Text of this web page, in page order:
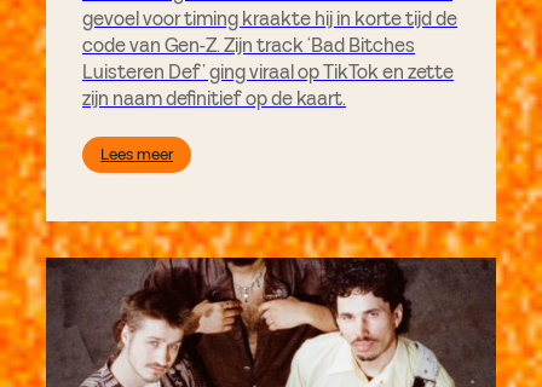
gevoel voor timing kraakte hij in korte tijd de
code van Gen-Z. Zijn track ‘Bad Bitches
Luisteren Def’ ging viraal op TikTok en zette
zijn naam definitief op de kaart.
Lees meer